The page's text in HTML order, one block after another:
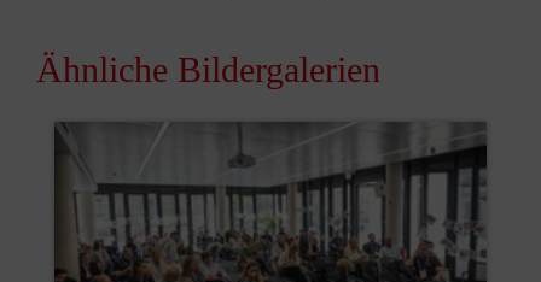
Ähnliche Bildergalerien